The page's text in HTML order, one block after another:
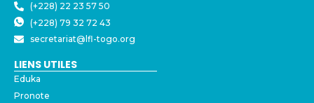
(+228) 22 23 57 50
(+228) 79 32 72 43
secretariat@lfl-togo.org
LIENS UTILES
Eduka
Pronote